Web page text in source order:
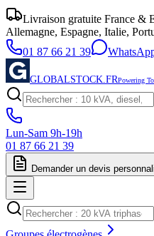
Livraison gratuite France &
Allemagne, Espagne, Italie,
01 87 66 21 39
GLOBALSTOCK.FRPowering
Lun-Sam 9h-19h
01 87 66 21 39
Demander un devis